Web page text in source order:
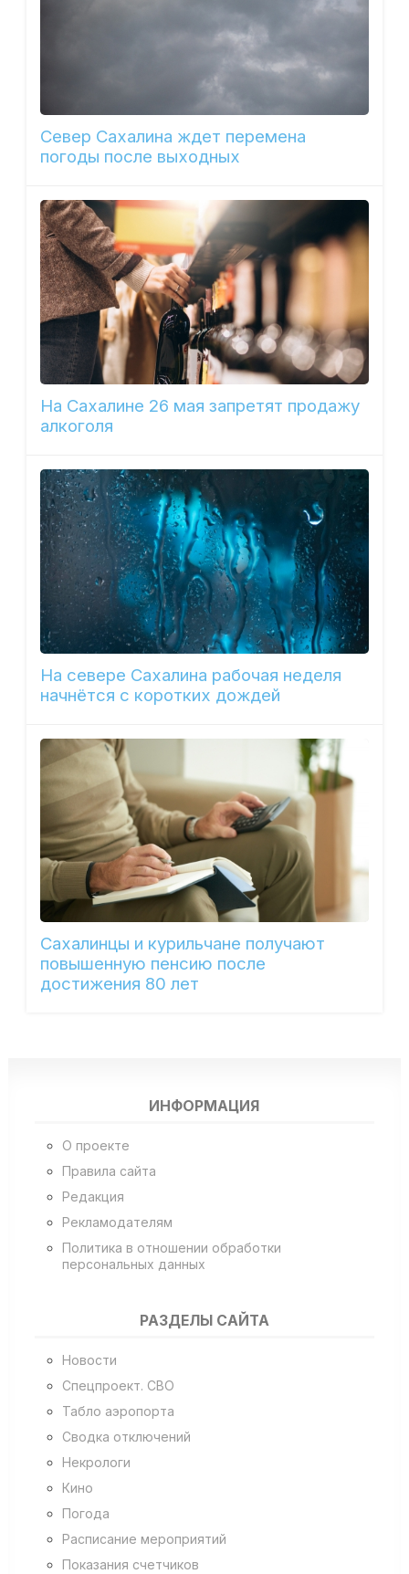
Север Сахалина ждет перемена
погоды после выходных
На Сахалине 26 мая запретят продажу
алкоголя
На севере Сахалина рабочая неделя
начнётся с коротких дождей
Сахалинцы и курильчане получают
повышенную пенсию после
достижения 80 лет
ИНФОРМАЦИЯ
О проекте
Правила сайта
Редакция
Рекламодателям
Политика в отношении обработки
персональных данных
РАЗДЕЛЫ САЙТА
Новости
Спецпроект. СВО
Табло аэропорта
Сводка отключений
Некрологи
Кино
Погода
Расписание мероприятий
Показания счетчиков